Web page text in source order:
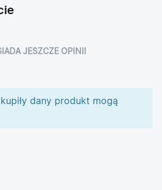
JESZCZE OPINII
dany produkt mogą